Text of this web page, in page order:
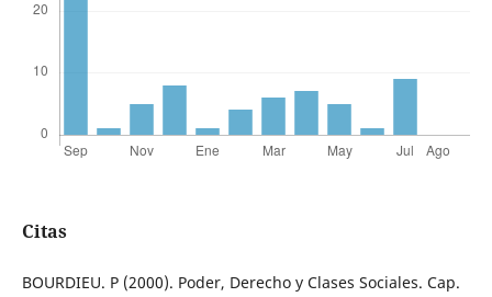
Citas
BOURDIEU. P (2000). Poder, Derecho y Clases Sociales. Cap.